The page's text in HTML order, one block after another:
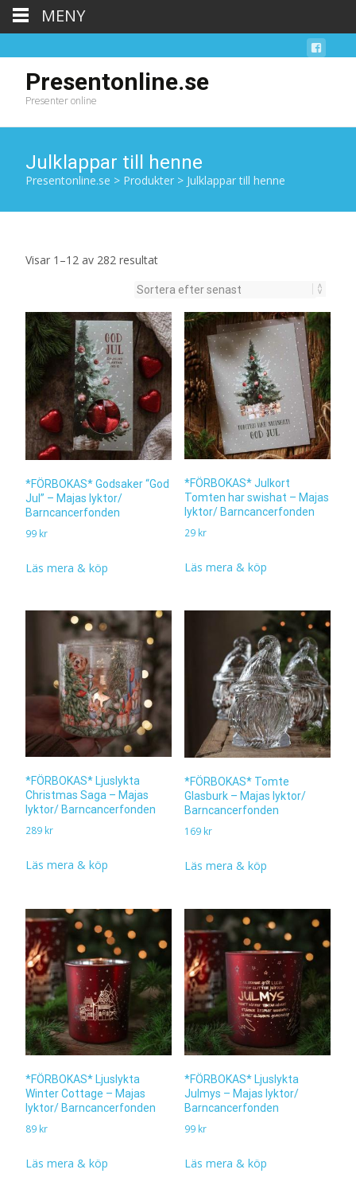
Presentonline.se
Presenter online
Julklappar till henne
Presentonline.se > Produkter > Julklappar till henne
Visar 1–12 av 282 resultatSortera
senaste
*FÖRBOKAS* Godsaker “God
Jul” – Majas lyktor/
Barncancerfonden
99 kr
Läs mera & köp
*FÖRBOKAS* Julkort
Tomten har swishat – Majas
lyktor/ Barncancerfonden
29 kr
Läs mera & köp
*FÖRBOKAS* Ljuslykta
Christmas Saga – Majas
lyktor/ Barncancerfonden
289 kr
Läs mera & köp
*FÖRBOKAS* Tomte
Glasburk – Majas lyktor/
Barncancerfonden
169 kr
Läs mera & köp
*FÖRBOKAS* Ljuslykta
Winter Cottage – Majas
lyktor/ Barncancerfonden
89 kr
Läs mera & köp
*FÖRBOKAS* Ljuslykta
Julmys – Majas lyktor/
Barncancerfonden
99 kr
Läs mera & köp
MENY